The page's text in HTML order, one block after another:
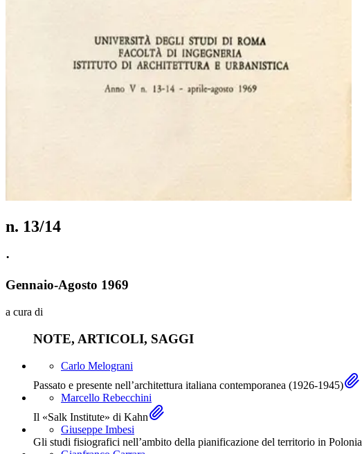
n. 13/14
·
Gennaio-Agosto 1969
a cura di
NOTE, ARTICOLI, SAGGI
Carlo Melograni
Passato e presente nell’architettura italiana contemporanea (1926-1945)
Marcello Rebecchini
Il «Salk Institute» di Kahn
Giuseppe Imbesi
Gli studi fisiografici nell’ambito della pianificazione del territorio in Polonia